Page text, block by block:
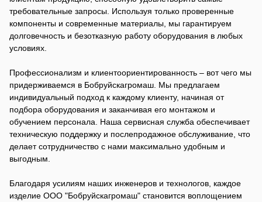
требовательные запросы. Используя только проверенные
компоненты и современные материалы, мы гарантируем
долговечность и безотказную работу оборудования в любых
условиях.
Профессионализм и клиентоориентированность – вот чего мы
придерживаемся в Бобруйскагромаш. Мы предлагаем
индивидуальный подход к каждому клиенту, начиная от
подбора оборудования и заканчивая его монтажом и
обучением персонала. Наша сервисная служба обеспечивает
техническую поддержку и послепродажное обслуживание, что
делает сотрудничество с нами максимально удобным и
выгодным.
Благодаря усилиям наших инженеров и технологов, каждое
изделие ООО "Бобруйскагромаш" становится воплощением